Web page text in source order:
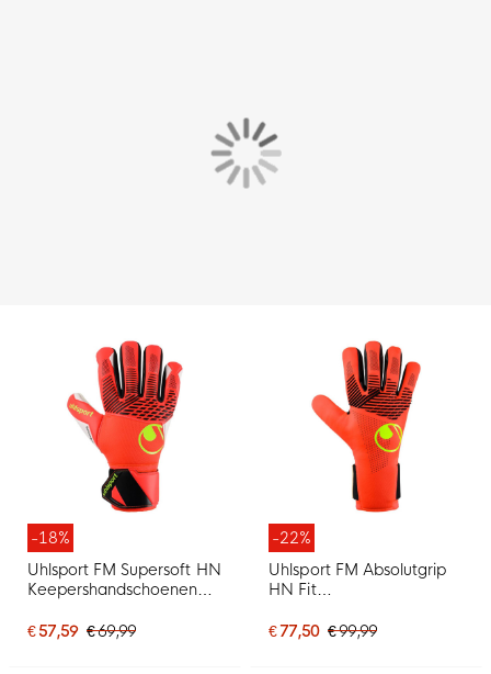
-18%
Uhlsport FM Supersoft HN
Keepershandschoenen
€ 57,59 € 69,99
-22%
Uhlsport FM Absolutgrip
HN Fit
Felrood Zwart Felgeel
€ 77,50 € 99,99